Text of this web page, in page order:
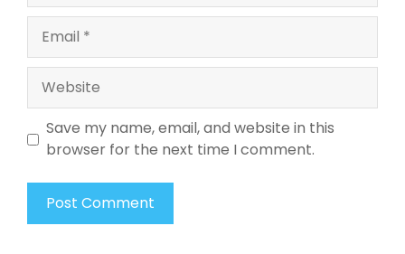
Website
Save my name, email, and website in this
browser for the next time I comment.